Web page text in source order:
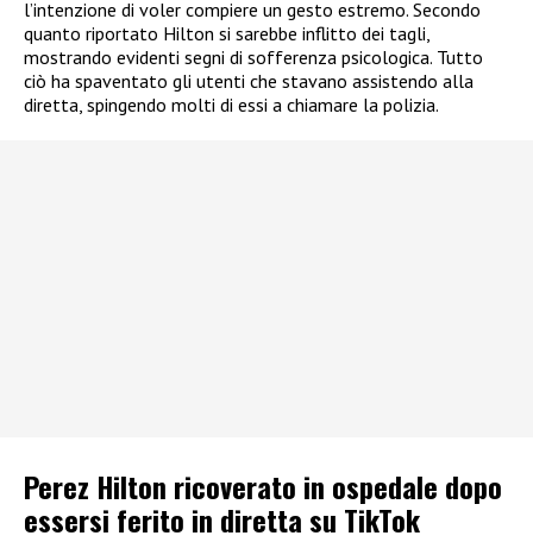
l’intenzione di voler compiere un gesto estremo. Secondo
quanto riportato Hilton si sarebbe inflitto dei tagli,
mostrando evidenti segni di sofferenza psicologica. Tutto
ciò ha spaventato gli utenti che stavano assistendo alla
diretta, spingendo molti di essi a chiamare la polizia.
Perez Hilton ricoverato in ospedale dopo
essersi ferito in diretta su TikTok